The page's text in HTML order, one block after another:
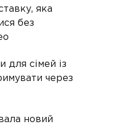
яка
без
для сімей із
через
новий